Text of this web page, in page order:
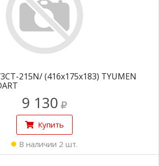
215N/ (416x175x183) TYUMEN
9 130
Купить
В наличии 2 шт.